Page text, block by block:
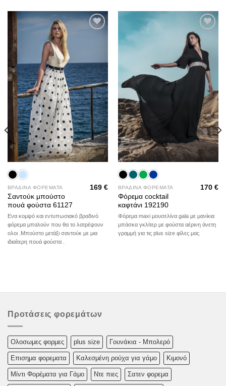
ΒΡΑΔΙΝΑ ΦΟΡΕΜΑΤΑ
Σαντούκ μπούστο
πουά φούστα 61127
169€
Ενα κομψό και εντυπωσιακό βραδινό
φόρεμα μπαλούν που θα το λατρέψουν
ολοι .Μπούστο μετάξι σαντούκ με μια
ιδιαίτερη πουά φούστα .
Add to
wishlist
ΒΡΑΔΙΝΑ ΦΟΡΕΜΑΤΑ
Φόρεμα cocktail
καφτάνι 192190
170€
Φόρεμα maxi μουσελίνα gala με μανίκια
μπάσκα γκλίτερ με φούστα αέρινη άνετη
γραμμή για τις plus size φίλες μας
Προτάσεις φορεμάτων
Oλoσωμες φoρμες plus size Γουνάκια - Μπολερό
Επισημα φορεματα Καλεσμένη ρούχα για γάμο Κιμονό
Μίντι Φορέματα για Γάμο Ντε πιες Σατεν φορεμα